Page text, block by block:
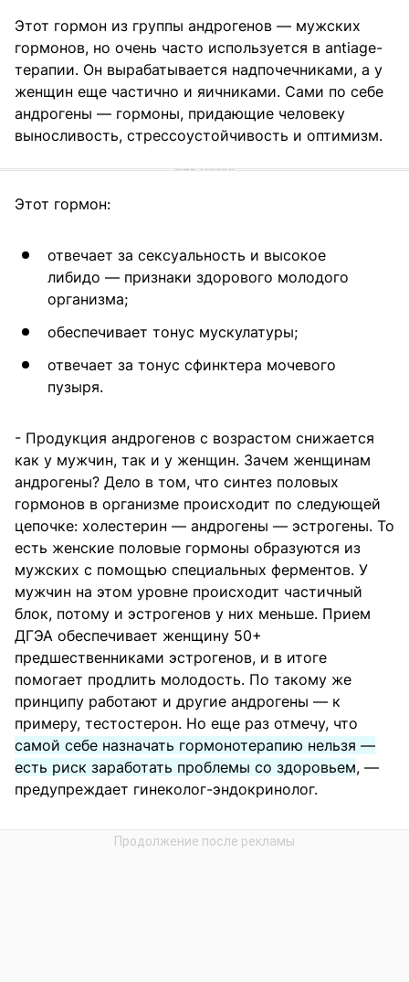
Этот гормон из группы андрогенов — мужских
гормонов, но очень часто используется в antiage-
терапии. Он вырабатывается надпочечниками, а у
женщин еще частично и яичниками. Сами по себе
андрогены — гормоны, придающие человеку
выносливость, стрессоустойчивость и оптимизм.
Этот гормон:
отвечает за сексуальность и высокое
либидо — признаки здорового молодого
организма;
обеспечивает тонус мускулатуры;
отвечает за тонус сфинктера мочевого
пузыря.
- Продукция андрогенов с возрастом снижается
как у мужчин, так и у женщин. Зачем женщинам
андрогены? Дело в том, что синтез половых
гормонов в организме происходит по следующей
цепочке: холестерин — андрогены — эстрогены. То
есть женские половые гормоны образуются из
мужских с помощью специальных ферментов. У
мужчин на этом уровне происходит частичный
блок, потому и эстрогенов у них меньше. Прием
ДГЭА обеспечивает женщину 50+
предшественниками эстрогенов, и в итоге
помогает продлить молодость. По такому же
принципу работают и другие андрогены — к
примеру, тестостерон. Но еще раз отмечу, что
самой себе назначать гормонотерапию нельзя —
есть риск заработать проблемы со здоровьем, —
предупреждает гинеколог-эндокринолог.